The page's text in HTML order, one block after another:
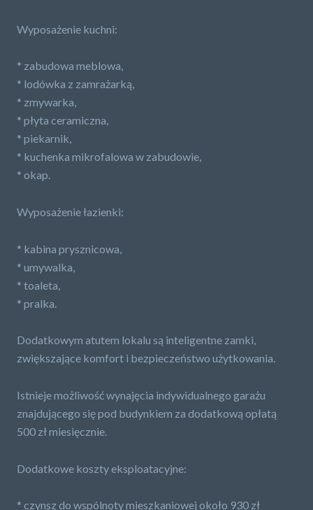
Wyposażenie kuchni:
* zabudowa meblowa,
* lodówka z zamrażarką,
* zmywarka,
* płyta ceramiczna,
* piekarnik,
* kuchenka mikrofalowa w zabudowie,
* okap.
Wyposażenie łazienki:
* kabina prysznicowa,
* umywalka,
* toaleta,
* pralka.
Dodatkowym atutem lokalu są inteligentne zamki,
zwiększające komfort i bezpieczeństwo użytkowania.
Istnieje możliwość wynajęcia indywidualnego garażu
znajdującego się pod budynkiem za dodatkową opłatą
500 zł miesięcznie.
Dodatkowe koszty eksploatacyjne:
* czynsz do wspólnoty mieszkaniowej około 930 zł